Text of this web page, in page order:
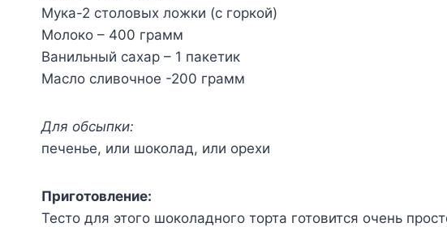
Мука-2 столовых ложки (с горкой)
Молоко – 400 грамм
Ванильный сахар – 1 пакетик
Масло сливочное -200 грамм
Для обсыпки:
печенье, или шоколад, или орехи
Приготовление:
Тесто для этого шоколадного торта готовится очень